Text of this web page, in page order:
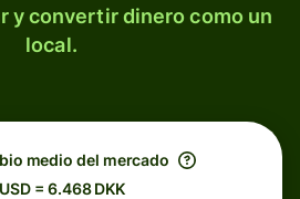
y convertir dinero como un
local.
medio del mercado
= 6.468 DKK